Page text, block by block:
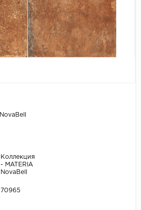
NovaBell
Коллекция
- MATERIA
NovaBell
70965